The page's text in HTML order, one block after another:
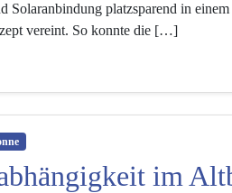
Solaranbindung platzsparend in einem
vereint. So konnte die […]
im